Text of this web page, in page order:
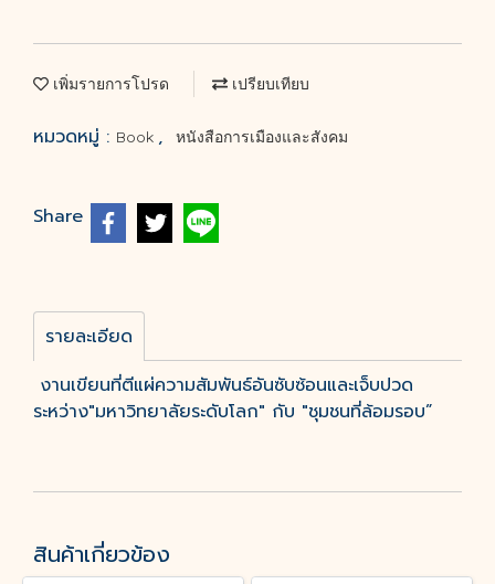
เพิ่มรายการโปรด เปรียบเทียบ
หมวดหมู่ : Book , หนังสือการเมืองและสังคม
Share
รายละเอียด
งานเขียนที่ตีแผ่ความสัมพันธ์อันซับซ้อนและเจ็บปวด
ระหว่าง"มหาวิทยาลัยระดับโลก" กับ "ชุมชนที่ล้อมรอบ”
สินค้าเกี่ยวข้อง